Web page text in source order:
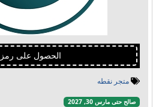
الحصول على رمز
متجر نقطه
صالح حتى مارس 30, 2027